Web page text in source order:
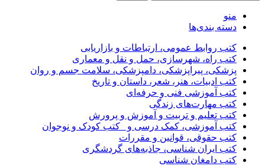
منو
دسته بندی‌ها
کتب روابط عمومی، ارتباطات و بازاریابی
کتب راه، شهرسازی، حمل و نقل و معماری
پزشکی، پیراپزشکی، دامپزشکی، سلامت جسم و روان
کتب ادبیات، هنر، شعر، داستان و تاریخ
کتب آموزشی فنی و حرفه‌ای
کتب مهارت‌های زندگی
کتب تعلیم و تربیت و آموزش و پرورش
کتب آموزشی، کمک درسی و _کتب کودک و نوجوان
کتب حقوقی، قوانین و مقررات
کتب ایران شناسی، جاذبه‌های گردشگری
کتب دامغان شناسی